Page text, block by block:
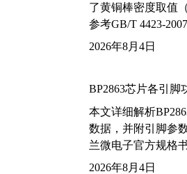
了黄铜棒密度取值
参考GB/T 4423-
2026年8月4日
BP2863芯片各引脚
本文详细解析
数据，并附引脚参
兰微电子官方规格
2026年8月4日